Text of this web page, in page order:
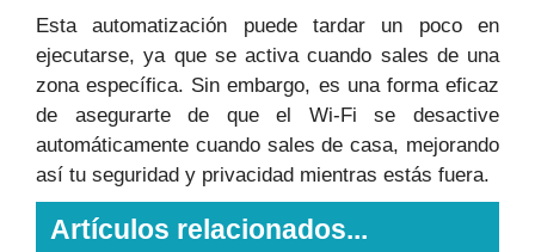
Esta automatización puede tardar un poco en
ejecutarse, ya que se activa cuando sales de una
zona específica. Sin embargo, es una forma eficaz
de asegurarte de que el Wi-Fi se desactive
automáticamente cuando sales de casa, mejorando
así tu seguridad y privacidad mientras estás fuera.
Artículos relacionados...